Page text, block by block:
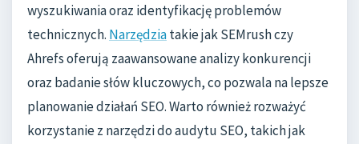
wyszukiwania oraz identyfikację problemów
technicznych. Narzędziatakie jak SEMrush czy
Ahrefs oferują zaawansowane analizy konkurencji
oraz badanie słów kluczowych, co pozwala na lepsze
planowanie działań SEO. Warto również rozważyć
korzystanie z narzędzi do audytu SEO, takich jak